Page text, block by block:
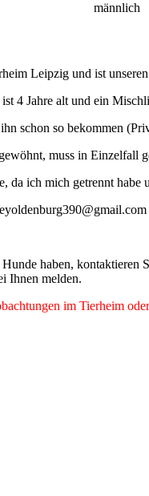
männlich
Leipzig und ist
4 Jahre alt und ein
schon so bekommen
muss in Einzelfall
da ich mich getrennt
Hunde haben,
Ihnen melden.
im Tierheim